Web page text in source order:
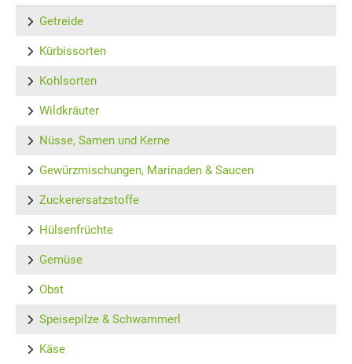
Getreide
Kürbissorten
Kohlsorten
Wildkräuter
Nüsse, Samen und Kerne
Gewürzmischungen, Marinaden & Saucen
Zuckerersatzstoffe
Hülsenfrüchte
Gemüse
Obst
Speisepilze & Schwammerl
Käse